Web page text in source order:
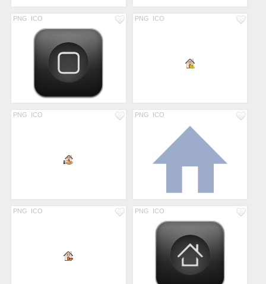
PNG ICO PNG ICO
PNG ICO PNG ICO
PNG ICO PNG ICO